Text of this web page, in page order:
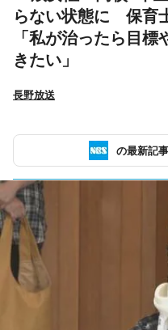
らない状態に 保育
「私が治ったら目
きたい」
長野放送
の最新記